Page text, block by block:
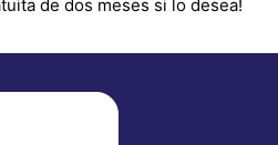
de dos meses si lo desea!